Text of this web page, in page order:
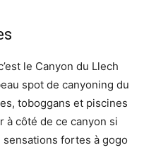
le Canyon du Llech
spot de canyoning du
toboggans et piscines
à côté de ce canyon si
sensations fortes à gogo